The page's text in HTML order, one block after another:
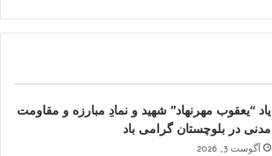
یاد “یعقوب مهرنهاد” شهید و نمادِ مبارزه و مقاومت
مدنی در بلوچستان گرامی باد
آگوست 3, 2026